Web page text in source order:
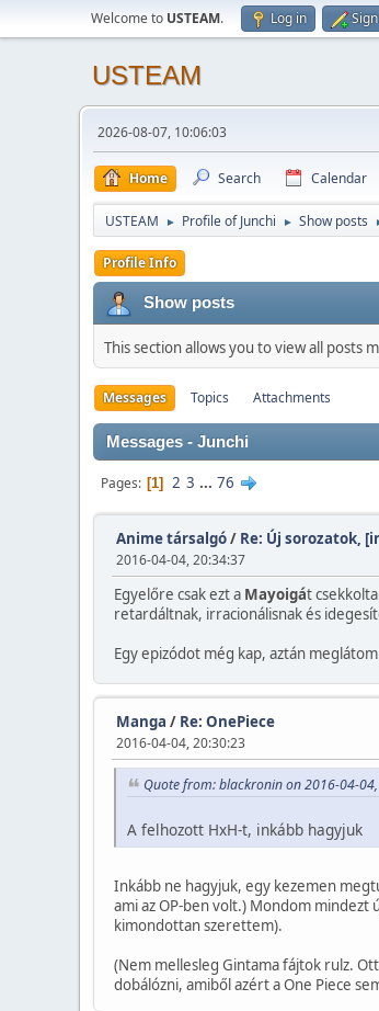
Welcome to USTEAM. Log in
USTEAM
2026-08-07, 10:06:03
Home Search Calendar
USTEAM ► Profile of Junchi ► Show posts
Profile Info
Show posts
This section allows you to view all posts
Messages Topics Attachments
Messages - Junchi
Pages 1 2 3 ... 76
Anime társalgó/ Re: Új sorozatok,
2016-04-04, 20:34:37
Egyelőre csak ezt a Mayoigát
retardáltnak, irracionálisnak és
Egy epizódot még kap, aztán
Manga / Re: OnePiece
2016-04-04, 20:30:23
Quote from: blackronin on 2016-04-
A felhozott HxH-t, inkább hagyjuk
Inkább ne hagyjuk, egy kezemen
ami az OP-ben volt.) Mondom
kimondottan szerettem).
(Nem mellesleg Gintama fájtok rulz.
dobálózni, amiből azért a One Piece